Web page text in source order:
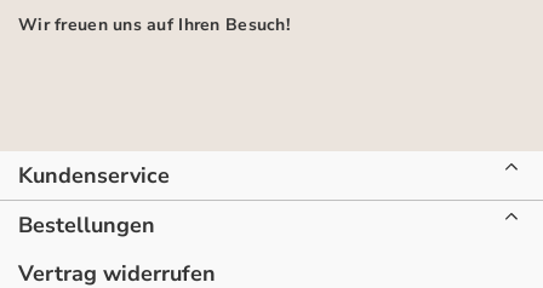
Wir freuen uns auf Ihren Besuch!
Kundenservice
Bestellungen
Vertrag widerrufen